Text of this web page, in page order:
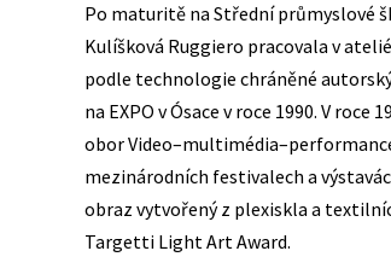
Po maturitě na Střední průmyslové
Kulíšková Ruggiero pracovala v
podle technologie chráněné
na EXPO v Ósace v roce 1990. V
obor
mezinárodních festivalech a
obraz vytvořený z plexiskla a
Targetti Light Art Award.